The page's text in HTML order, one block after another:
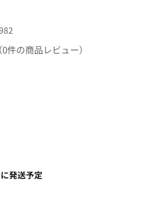
（0件の商品レビュー）
発送予定